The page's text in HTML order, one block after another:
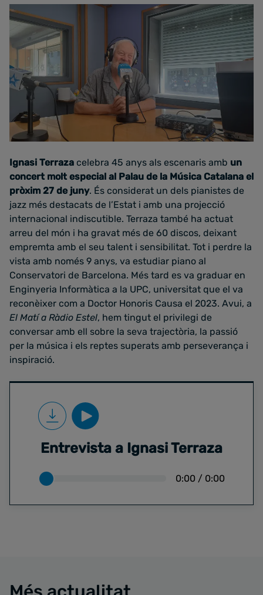
Ignasi Terraza celebra 45 anys als escenaris amb un
concert molt especial al Palau de la Música Catalana el
pròxim 27 de juny. És considerat un dels pianistes de
jazz més destacats de l’Estat i amb una projecció
internacional indiscutible. Terraza també ha actuat
arreu del món i ha gravat més de 60 discos, deixant
empremta amb el seu talent i sensibilitat. Tot i perdre la
vista amb només 9 anys, va estudiar piano al
Conservatori de Barcelona. Més tard es va graduar en
Enginyeria Informàtica a la UPC, universitat que el va
reconèixer com a Doctor Honoris Causa el 2023. Avui, a
El Matí a Ràdio Estel, hem tingut el privilegi de
conversar amb ell sobre la seva trajectòria, la passió
per la música i els reptes superats amb perseverança i
inspiració.
Entrevista a Ignasi Terraza
0:00 / 0:00